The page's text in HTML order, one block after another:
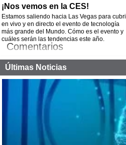
Comentarios
¡Comparte esta noticia!
Facebook
TwitterEmail
¡Nos vemos en la CES!
Estamos saliendo hacia Las Vegas para
en vivo y en directo el evento de tecnología
más grande del Mundo. Cómo es el evento y
cuáles serán las tendencias este año.
Comentarios
¡Comparte esta noticia!
Facebook
TwitterEmail
Últimas Noticias